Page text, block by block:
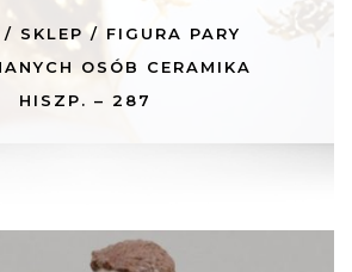
/ SKLEP / FIGURA PARY
OSÓB CERAMIKA
HISZP. – 287